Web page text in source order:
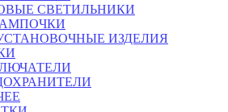
СВЕТИЛЬНИКИ
ИЗДЕЛИЯ